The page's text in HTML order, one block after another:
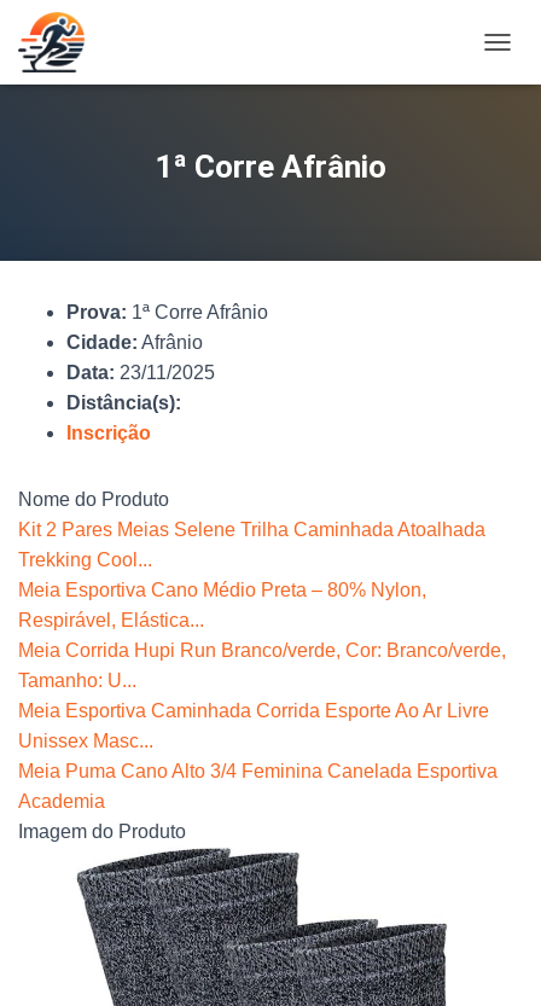
L
1ª Corre Afrânio
Prova: 1ª Corre Afrânio
Cidade: Afrânio
Data: 23/11/2025
Distância(s):
Inscrição
Nome do Produto
Kit 2 Pares Meias Selene Trilha Caminhada Atoalhada
Trekking Cool...
Meia Esportiva Cano Médio Preta – 80% Nylon,
Respirável, Elástica...
Meia Corrida Hupi Run Branco/verde, Cor: Branco/verde,
Tamanho: U...
Meia Esportiva Caminhada Corrida Esporte Ao Ar Livre
Unissex Masc...
Meia Puma Cano Alto 3/4 Feminina Canelada Esportiva
Academia
Imagem do Produto